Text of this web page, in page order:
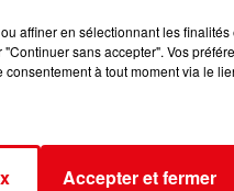
affiner en sélectionnant les
sans accepter". Vos
à tout moment via le
Accepter et fermer